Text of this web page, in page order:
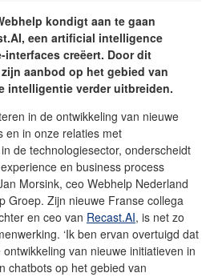
kondigt aan te gaan
een artificial intelligence
creëert. Door dit
aanbod op het gebied van
intelligentie verder uitbreiden.
in de ontwikkeling van nieuwe
en in onze relaties met
de technologiesector, onderscheidt
en business process
Morsink, ceo Webhelp Nederland
Groep. Zijn nieuwe Franse collega
en ceo van Recast.AI, is net zo
‘Ik ben ervan overtuigd dat
van nieuwe initiatieven in
chatbots op het gebied van